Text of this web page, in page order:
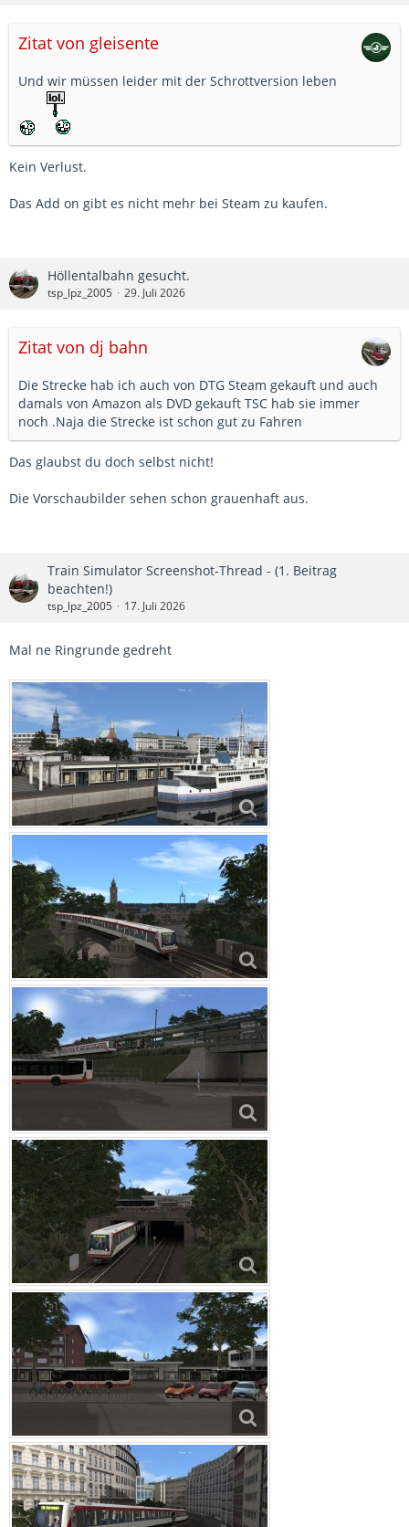
Zitat von gleisente
Und wir müssen leider mit der Schrottversion leben
Kein Verlust.
Das Add on gibt es nicht mehr bei Steam zu kaufen.
Höllentalbahn gesucht.
tsp_lpz_2005 29. Juli 2026
Zitat von dj bahn
Die Strecke hab ich auch von DTG Steam gekauft und auch
damals von Amazon als DVD gekauft TSC hab sie immer
noch .Naja die Strecke ist schon gut zu Fahren
Das glaubst du doch selbst nicht!
Die Vorschaubilder sehen schon grauenhaft aus.
Train Simulator Screenshot-Thread - (1. Beitrag
beachten!)
tsp_lpz_2005 17. Juli 2026
Mal ne Ringrunde gedreht